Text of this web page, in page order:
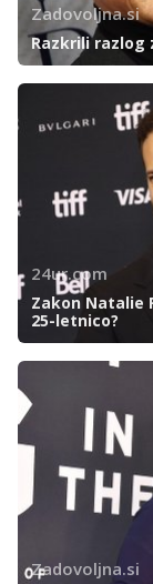
Zadovoljna.si
Razkrili razlog
24ur.com
Zakon Natalie
25-letnico?
Zadovoljna.si